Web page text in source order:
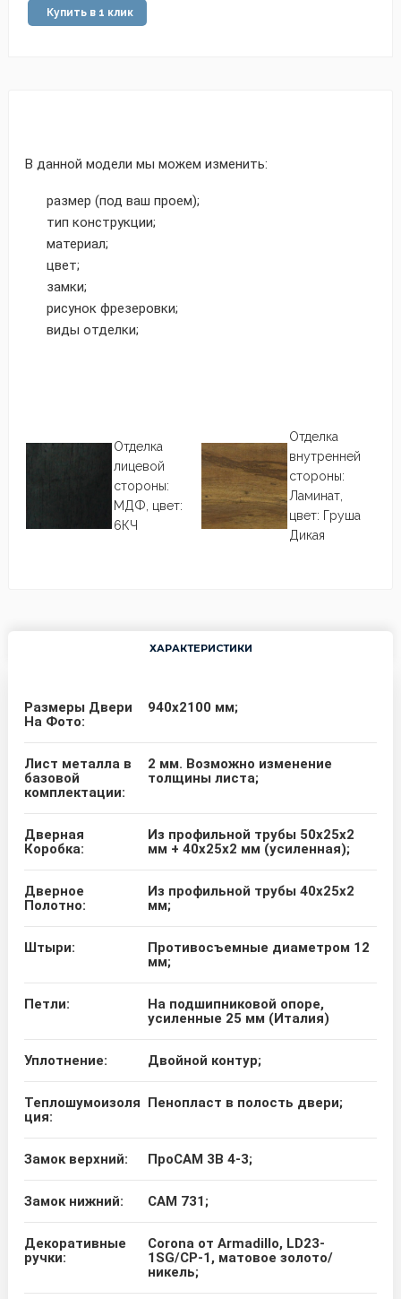
Купить в 1 клик
В данной модели мы можем изменить:
размер (под ваш проем);
тип конструкции;
материал;
цвет;
замки;
рисунок фрезеровки;
виды отделки;
Отделка
лицевой
стороны:
МДФ, цвет:
6КЧ
Отделка
внутренней
стороны:
Ламинат,
цвет: Груша
Дикая
ХАРАКТЕРИСТИКИ
Размеры Двери
На Фото:
940х2100 мм;
Лист металла в
базовой
комплектации:
2 мм. Возможно изменение
толщины листа;
Дверная
Коробка:
Из профильной трубы 50x25x2
мм + 40x25x2 мм (усиленная);
Дверное
Полотно:
Из профильной трубы 40x25x2
мм;
Штыри:
Противосъемные диаметром 12
мм;
Петли:
На подшипниковой опоре,
усиленные 25 мм (Италия)
Уплотнение: Двойной контур;
Теплошумоизоля
ция:
Пенопласт в полость двери;
Замок верхний: ПроСАМ 3В 4-3;
Замок нижний: CAM 731;
Декоративные
ручки:
Corona от Armadillo, LD23-
1SG/CP-1, матовое золото/
никель;